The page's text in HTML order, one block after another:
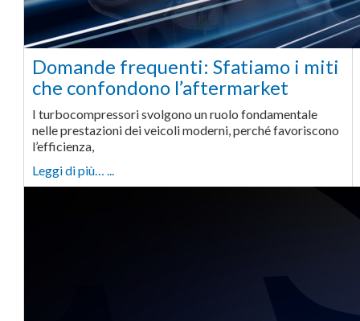
Domande frequenti: Sfatiamo i miti
che confondono l’aftermarket
I turbocompressori svolgono un ruolo fondamentale
nelle prestazioni dei veicoli moderni, perché favoriscono
l’efficienza,
Leggi di più… ...